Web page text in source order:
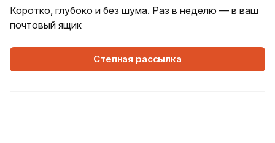
Коротко, глубоко и без шума. Раз в неделю — в ваш
почтовый ящик
Степная рассылка